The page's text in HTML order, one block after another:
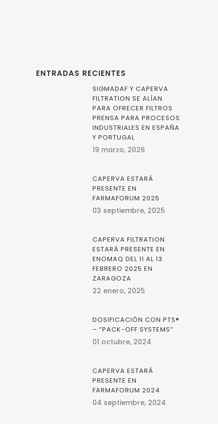
ENTRADAS RECIENTES
SIGMADAF Y CAPERVA
FILTRATION SE ALÍAN
PARA OFRECER FILTROS
PRENSA PARA PROCESOS
INDUSTRIALES EN ESPAÑA
Y PORTUGAL
19 marzo, 2026
CAPERVA ESTARÁ
PRESENTE EN
FARMAFORUM 2025
03 septiembre, 2025
CAPERVA FILTRATION
ESTARÁ PRESENTE EN
ENOMAQ DEL 11 AL 13
FEBRERO 2025 EN
ZARAGOZA
22 enero, 2025
DOSIFICACIÓN CON PTS®
– “PACK-OFF SYSTEMS”
01 octubre, 2024
CAPERVA ESTARÁ
PRESENTE EN
FARMAFORUM 2024
04 septiembre, 2024